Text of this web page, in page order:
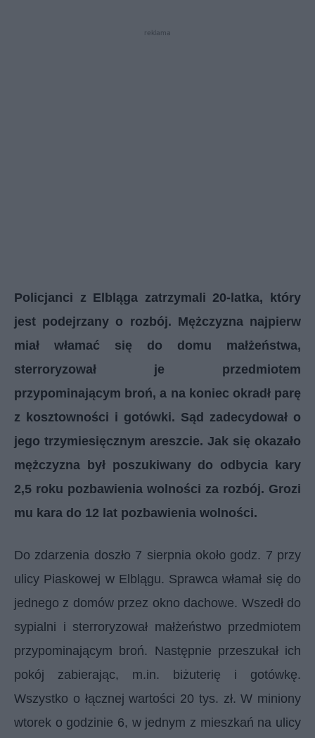
reklama
Policjanci z Elbląga zatrzymali 20-latka, który
jest podejrzany o rozbój. Mężczyzna najpierw
miał włamać się do domu małżeństwa,
sterroryzował je przedmiotem
przypominającym broń, a na koniec okradł parę
z kosztowności i gotówki. Sąd zadecydował o
jego trzymiesięcznym areszcie. Jak się okazało
mężczyzna był poszukiwany do odbycia kary
2,5 roku pozbawienia wolności za rozbój. Grozi
mu kara do 12 lat pozbawienia wolności.
Do zdarzenia doszło 7 sierpnia około godz. 7 przy
ulicy Piaskowej w Elblągu. Sprawca włamał się do
jednego z domów przez okno dachowe. Wszedł do
sypialni i sterroryzował małżeństwo przedmiotem
przypominającym broń. Następnie przeszukał ich
pokój zabierając, m.in. biżuterię i gotówkę.
Wszystko o łącznej wartości 20 tys. zł. W miniony
wtorek o godzinie 6, w jednym z mieszkań na ulicy